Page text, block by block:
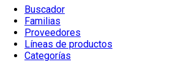
Buscador
Familias
Proveedores
Líneas de productos
Categorías